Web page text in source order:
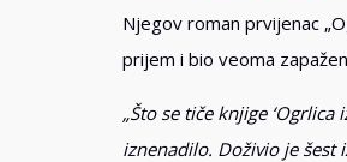
Njegov roman prvijenac
prijem i bio veoma
„Što se tiče knjige
iznenadilo. Doživio je šest